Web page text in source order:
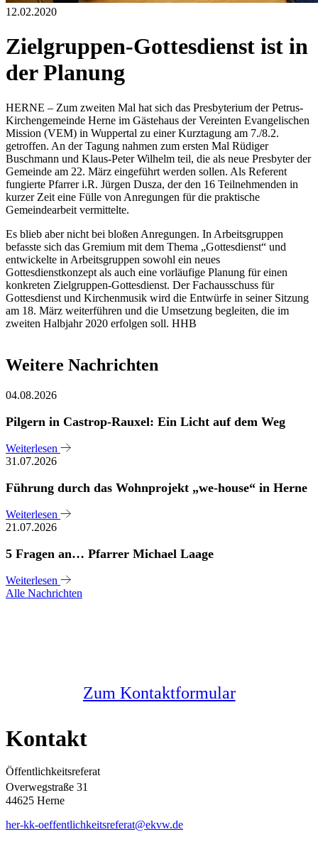
12.02.2020
Zielgruppen-Gottesdienst ist in
der Planung
HERNE – Zum zweiten Mal hat sich das Presbyterium der Petrus-
Kirchengemeinde Herne im Gästehaus der Vereinten Evangelischen
Mission (VEM) in Wuppertal zu einer Kurztagung am 7./8.2.
getroffen. An der Tagung nahmen zum ersten Mal Rüdiger
Buschmann und Klaus-Peter Wilhelm teil, die als neue Presbyter der
Gemeinde am 22. März eingeführt werden sollen. Als Referent
fungierte Pfarrer i.R. Jürgen Dusza, der den 16 Teilnehmenden in
kurzer Zeit eine Fülle von Anregungen für die praktische
Gemeindearbeit vermittelte.
Es blieb aber nicht bei bloßen Anregungen. In Arbeitsgruppen
befasste sich das Gremium mit dem Thema „Gottesdienst“ und
entwickelte in Arbeitsgruppen sowohl ein neues
Gottesdienstkonzept als auch eine vorläufige Planung für einen
konkreten Zielgruppen-Gottesdienst. Der Fachausschuss für
Gottesdienst und Kirchenmusik wird die Entwürfe in seiner Sitzung
am 18. März weiterführen und die Umsetzung begleiten, die im
zweiten Halbjahr 2020 erfolgen soll. HHB
Weitere Nachrichten
04.08.2026
Pilgern in Castrop-Rauxel: Ein Licht auf dem Weg
Weiterlesen
31.07.2026
Führung durch das Wohnprojekt „we-house“ in Herne
Weiterlesen
21.07.2026
5 Fragen an… Pfarrer Michael Laage
Weiterlesen
Alle Nachrichten
Zum Kontaktformular
Kontakt
Öffentlichkeitsreferat
Overwegstraße 31
44625 Herne
her-kk-oeffentlichkeitsreferat@ekvw.de